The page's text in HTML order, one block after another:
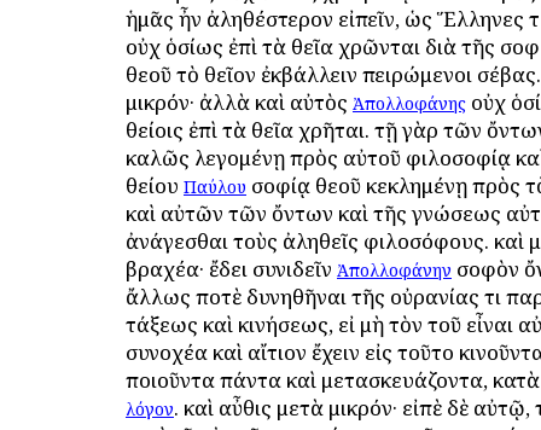
ἡμᾶς ἦν ἀληθέστερον εἰπεῖν, ὡς Ἕλληνες
οὐχ ὁσίως ἐπὶ τὰ θεῖα χρῶνται διὰ τῆς
θεοῦ τὸ θεῖον ἐκβάλλειν πειρώμενοι
μικρόν· ἀλλὰ καὶ αὐτὸς Ἀπολλοφάνης οὐχ
θείοις ἐπὶ τὰ θεῖα χρῆται. τῇ γὰρ τῶν
καλῶς λεγομένῃ πρὸς αὐτοῦ φιλοσοφίᾳ
θείου Παύλου σοφίᾳ θεοῦ κεκλημένῃ πρὸς
καὶ αὐτῶν τῶν ὄντων καὶ τῆς γνώσεως
ἀνάγεσθαι τοὺς ἀληθεῖς φιλοσόφους. καὶ
βραχέα· ἔδει συνιδεῖν Ἀπολλοφάνην σοφὸν
ἄλλως ποτὲ δυνηθῆναι τῆς οὐρανίας τι
τάξεως καὶ κινήσεως, εἰ μὴ τὸν τοῦ εἶναι
συνοχέα καὶ αἴτιον ἔχειν εἰς τοῦτο
ποιοῦντα πάντα καὶ μετασκευάζοντα,
λόγον. καὶ αὖθις μετὰ μικρόν· εἰπὲ δὲ αὐτῷ,